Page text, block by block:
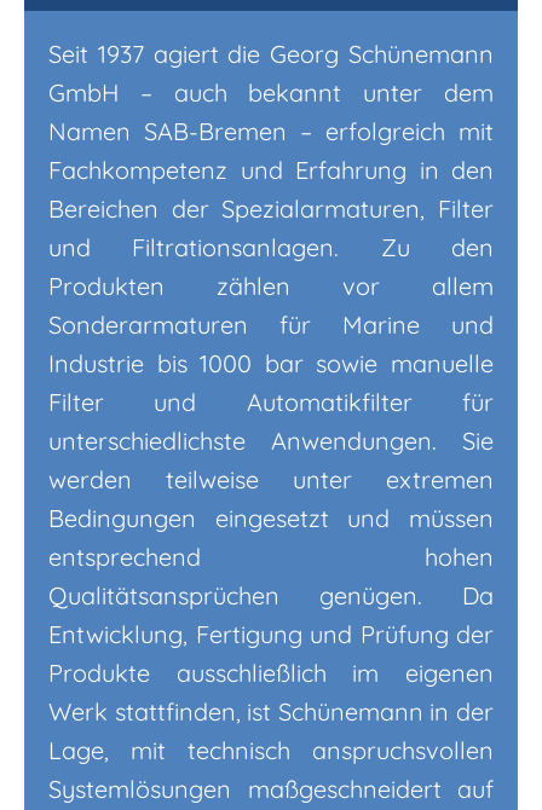
Seit 1937 agiert die Georg Schünemann
GmbH – auch bekannt unter dem
Namen SAB-Bremen – erfolgreich mit
Fachkompetenz und Erfahrung in den
Bereichen der Spezialarmaturen, Filter
und Filtrationsanlagen. Zu den
Produkten zählen vor allem
Sonderarmaturen für Marine und
Industrie bis 1000 bar sowie manuelle
Filter und Automatikfilter für
unterschiedlichste Anwendungen. Sie
werden teilweise unter extremen
Bedingungen eingesetzt und müssen
entsprechend hohen
Qualitätsansprüchen genügen. Da
Entwicklung, Fertigung und Prüfung der
Produkte ausschließlich im eigenen
Werk stattfinden, ist Schünemann in der
Lage, mit technisch anspruchsvollen
Systemlösungen maßgeschneidert auf